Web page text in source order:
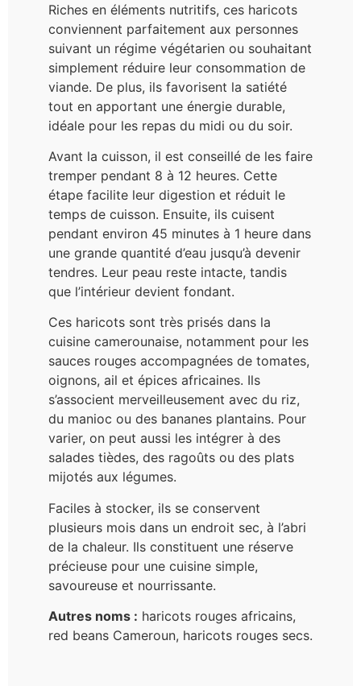
Riches en éléments nutritifs, ces haricots
conviennent parfaitement aux personnes
suivant un régime végétarien ou souhaitant
simplement réduire leur consommation de
viande. De plus, ils favorisent la satiété
tout en apportant une énergie durable,
idéale pour les repas du midi ou du soir.
Avant la cuisson, il est conseillé de les faire
tremper pendant 8 à 12 heures. Cette
étape facilite leur digestion et réduit le
temps de cuisson. Ensuite, ils cuisent
pendant environ 45 minutes à 1 heure dans
une grande quantité d’eau jusqu’à devenir
tendres. Leur peau reste intacte, tandis
que l’intérieur devient fondant.
Ces haricots sont très prisés dans la
cuisine camerounaise, notamment pour les
sauces rouges accompagnées de tomates,
oignons, ail et épices africaines. Ils
s’associent merveilleusement avec du riz,
du manioc ou des bananes plantains. Pour
varier, on peut aussi les intégrer à des
salades tièdes, des ragoûts ou des plats
mijotés aux légumes.
Faciles à stocker, ils se conservent
plusieurs mois dans un endroit sec, à l’abri
de la chaleur. Ils constituent une réserve
précieuse pour une cuisine simple,
savoureuse et nourrissante.
Autres noms : haricots rouges africains,
red beans Cameroun, haricots rouges secs.